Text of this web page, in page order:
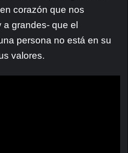
corazón que nos
grandes- que el
persona no está en su
valores.